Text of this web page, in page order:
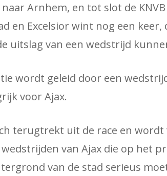
Arnhem, en tot slot de
en Excelsior wint nog een
uitslag van een wedstrijd
wordt geleid door een
voor Ajax.
terugtrekt uit de race en
wedstrijden van Ajax die op het
van de stad serieus